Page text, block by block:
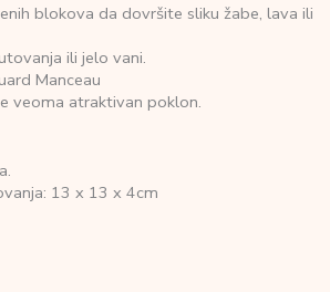
blokova da dovršite sliku žabe, lava ili
ili jelo vani.
Manceau
veoma atraktivan poklon.
13 x 13 x 4cm